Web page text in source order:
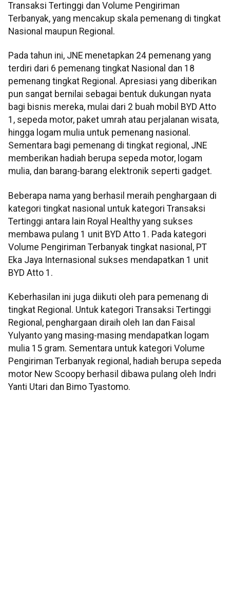
Transaksi Tertinggi dan Volume Pengiriman
Terbanyak, yang mencakup skala pemenang di tingkat
Nasional maupun Regional.
Pada tahun ini, JNE menetapkan 24 pemenang yang
terdiri dari 6 pemenang tingkat Nasional dan 18
pemenang tingkat Regional. Apresiasi yang diberikan
pun sangat bernilai sebagai bentuk dukungan nyata
bagi bisnis mereka, mulai dari 2 buah mobil BYD Atto
1, sepeda motor, paket umrah atau perjalanan wisata,
hingga logam mulia untuk pemenang nasional.
Sementara bagi pemenang di tingkat regional, JNE
memberikan hadiah berupa sepeda motor, logam
mulia, dan barang-barang elektronik seperti gadget.
Beberapa nama yang berhasil meraih penghargaan di
kategori tingkat nasional untuk kategori Transaksi
Tertinggi antara lain Royal Healthy yang sukses
membawa pulang 1 unit BYD Atto 1. Pada kategori
Volume Pengiriman Terbanyak tingkat nasional, PT
Eka Jaya Internasional sukses mendapatkan 1 unit
BYD Atto 1.
Keberhasilan ini juga diikuti oleh para pemenang di
tingkat Regional. Untuk kategori Transaksi Tertinggi
Regional, penghargaan diraih oleh Ian dan Faisal
Yulyanto yang masing-masing mendapatkan logam
mulia 15 gram. Sementara untuk kategori Volume
Pengiriman Terbanyak regional, hadiah berupa sepeda
motor New Scoopy berhasil dibawa pulang oleh Indri
Yanti Utari dan Bimo Tyastomo.